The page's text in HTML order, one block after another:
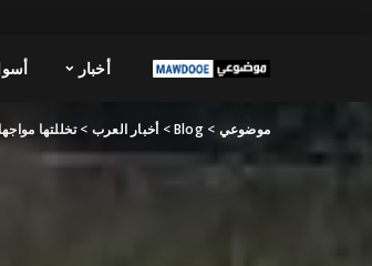
أخبار
موضوعي >
Blog
>أخبار العرب >تخللتها